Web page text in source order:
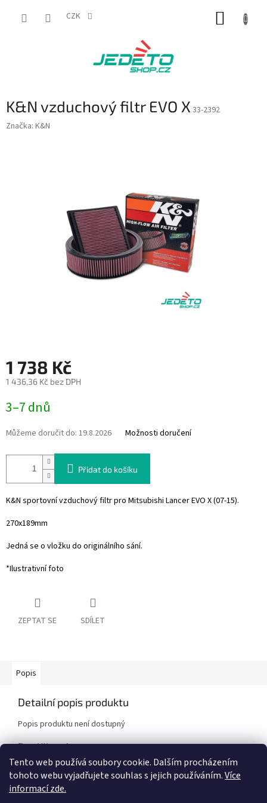
Tento web používá soubory cookie. Dalším procházením
tohoto webu vyjadřujete souhlas s jejich používáním.Více
informací zde.
CZK
K&N vzduchový filtr EVO X 33-2392
Značka: K&N
1 738 Kč
1 436,36 Kč bez DPH
cena:
3–7 dnů
Můžeme doručit do: 19.8.2026 Možnosti doručení
Přidat do košíku
K&N sportovní vzduchový filtr pro Mitsubishi Lancer EVO X (07-15).
270x189mm
Jedná se o vložku do originálního sání.
*Ilustrativní foto
ZEPTAT SE SDÍLET
Popis
Detailní popis produktu
Popis produktu není dostupný
Doplňkové parametry
Kategorie:
Sání a vzduchové filtry
Značka vozidla:
Mitsubishi